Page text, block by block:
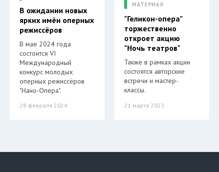
В ожидании новых
ярких имён оперных
режиссёров
В мае 2024 года
состоится VI
Международный
конкурс молодых
оперных режиссёров
"Нано-Опера".
28 февраля 2024
МАТЕРИАЛ
"Геликон-опера"
торжественно
откроет акцию
"Ночь театров"
Также в рамках акции
состоятся авторские
встречи и мастер-
классы.
21 марта 2023